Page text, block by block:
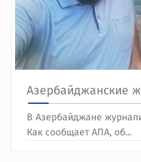
Азербайджанские
В Азербайджане
Как сообщает АПА, об...